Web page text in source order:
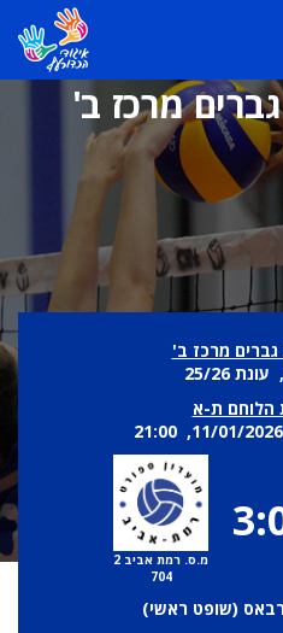
מרכז ב'
גברים מרכז ב'
הלוחם ת-א
מ.ס. רמת אביב 2
704
(שופט ראשי)